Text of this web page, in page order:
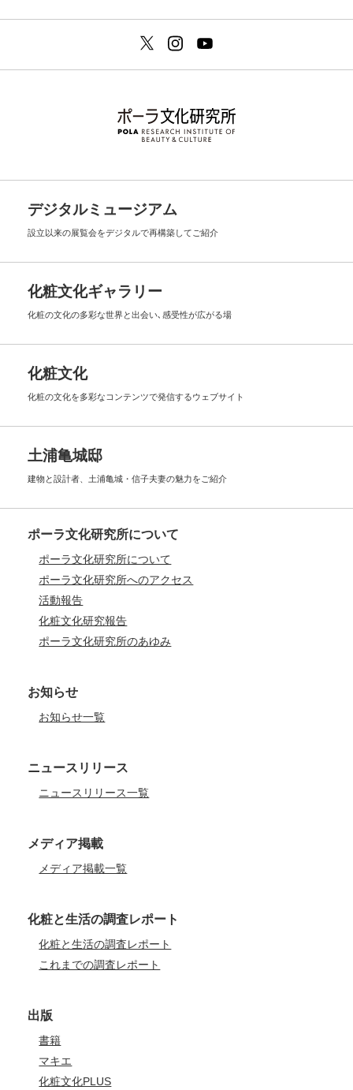
デジタルミュージアム
設立以来の展覧会をデジタルで再構築してご紹介
化粧文化ギャラリー
化粧の文化の多彩な世界と出会い､ 感受性が広がる場
化粧文化
化粧の文化を多彩なコンテンツで発信するウェブサイト
土浦亀城邸
建物と設計者、土浦亀城・信子夫妻の魅力をご紹介
ポーラ文化研究所について
ポーラ文化研究所について
ポーラ文化研究所へのアクセス
活動報告
化粧文化研究報告
ポーラ文化研究所のあゆみ
お知らせ
お知らせ一覧
ニュースリリース
ニュースリリース一覧
メディア掲載
メディア掲載一覧
化粧と生活の調査レポート
化粧と生活の調査レポート
これまでの調査レポート
出版
書籍
マキエ
化粧文化PLUS